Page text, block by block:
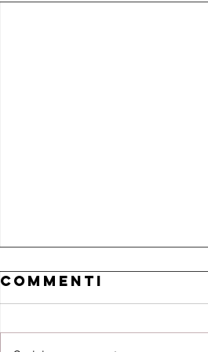
Commenti